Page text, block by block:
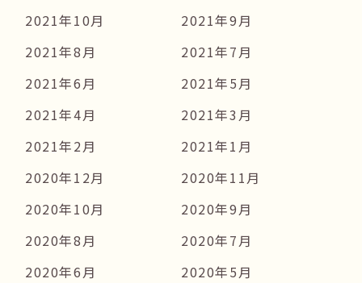
2021年10月
2021年9月
2021年8月
2021年7月
2021年6月
2021年5月
2021年4月
2021年3月
2021年2月
2021年1月
2020年12月
2020年11月
2020年10月
2020年9月
2020年8月
2020年7月
2020年6月
2020年5月